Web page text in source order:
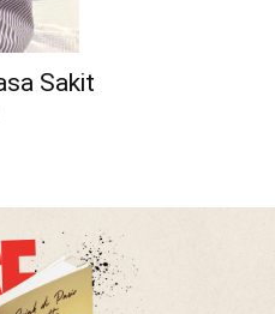
Sakit